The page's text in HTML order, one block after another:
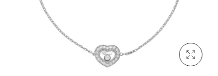
Mehr erfahren: Ikonische Uhren von Cartier
Rolex Certified Pre-Owned entdecken